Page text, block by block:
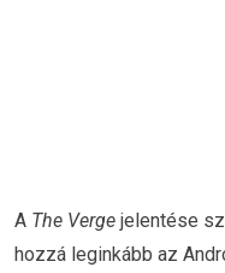
A The Verge jelentése
hozzá leginkább az